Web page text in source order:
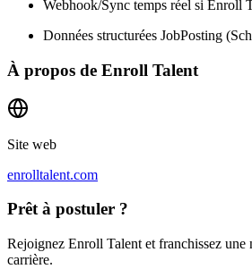
Webhook/Sync temps réel si Enroll
Données structurées JobPosting
À propos de Enroll Talent
Site web
enrolltalent.com
Prêt à postuler ?
Rejoignez Enroll Talent et franchissez une
carrière.